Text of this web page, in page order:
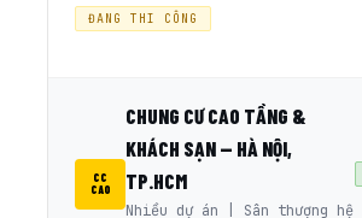
ĐANG THI CÔNG
CC
CAO
CHUNG CƯ CAO TẦNG &
KHÁCH SẠN — HÀ NỘI,
TP.HCM
Nhiều dự án | Sân thượng hệ